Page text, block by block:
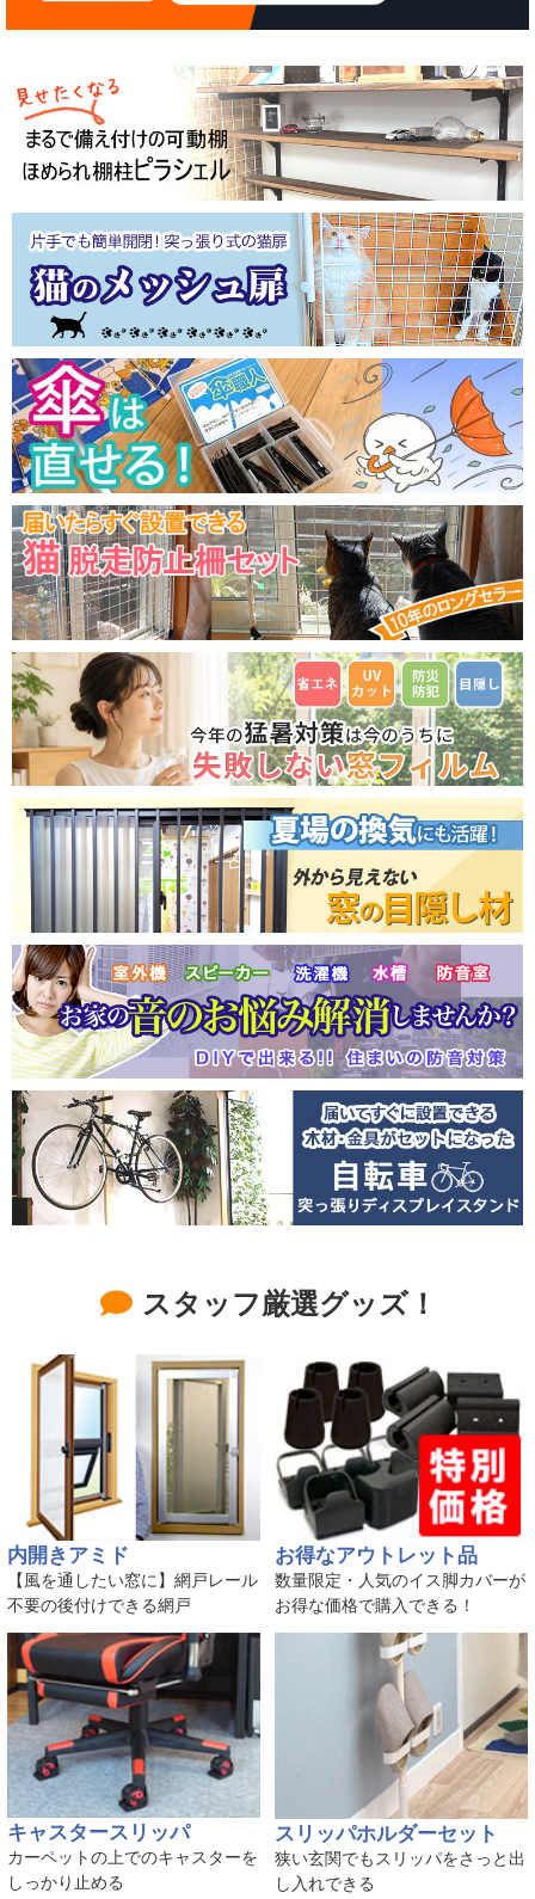
スタッフ厳選グッズ！
内開きアミド
【風を通したい窓に】網戸レール
不要の後付けできる網戸
お得なアウトレット品
数量限定・人気のイス脚カバーが
お得な価格で購入できる！
キャスタースリッパ
カーペットの上でのキャスターを
しっかり止める
スリッパホルダーセット
狭い玄関でもスリッパをさっと出
し入れできる